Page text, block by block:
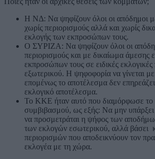
Η ΝΔ: Να ψηφίζουν όλοι οι απόδημοι
χωρίς περιορισμούς αλλά και χωρίς
εκλογής των εκπροσώπων τους.
Ο ΣΥΡΙΖΑ: Να ψηφίζουν όλοι οι
περιορισμούς και με δικαίωμα άμεσης
εκπροσώπων τους σε ειδικές εκλογικές
εξωτερικού. Η ψηφοφορία να γίνεται
επομένως το αποτέλεσμα δεν
εκλογικό αποτέλεσμα.
Το ΚΚΕ ήταν αυτό που διαμόρφωσε το
συμβιβασμού, ως εξής: Να μην υπάρξει
να προσμετράται η ψήφος των
των εκλογών εσωτερικού, αλλά βάσει
περιορισμών που αποδεικνύουν τον
εκλογέα με τη χώρα.